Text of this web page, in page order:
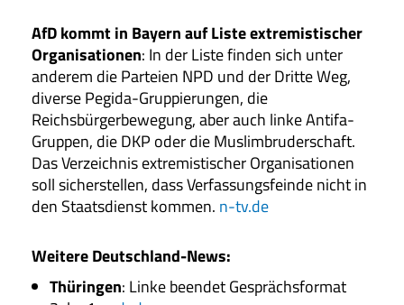
AfD kommt in Bayern auf Liste extremistischer
Organisationen: In der Liste finden sich unter
anderem die Parteien NPD und der Dritte Weg,
diverse Pegida-Gruppierungen, die
Reichsbürgerbewegung, aber auch linke Antifa-
Gruppen, die DKP oder die Muslimbruderschaft.
Das Verzeichnis extremistischer Organisationen
soll sicherstellen, dass Verfassungsfeinde nicht in
den Staatsdienst kommen. n-tv.de
Weitere Deutschland-News:
Thüringen: Linke beendet Gesprächsformat